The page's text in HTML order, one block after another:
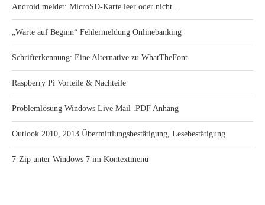
Android meldet: MicroSD-Karte leer oder nicht…
„Warte auf Beginn“ Fehlermeldung Onlinebanking
Schrifterkennung: Eine Alternative zu WhatTheFont
Raspberry Pi Vorteile & Nachteile
Problemlösung Windows Live Mail .PDF Anhang
Outlook 2010, 2013 Übermittlungsbestätigung, Lesebestätigung
7-Zip unter Windows 7 im Kontextmenü